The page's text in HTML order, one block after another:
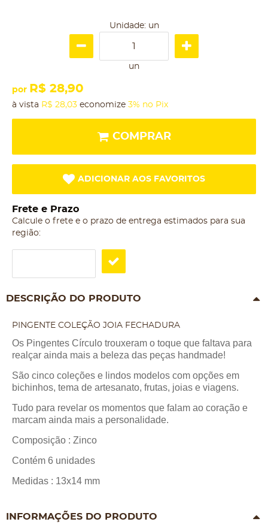
Unidade: un
un
por R$ 28,90
à vista R$ 28,03 economize 3% no Pix
COMPRAR
ADICIONAR AOS FAVORITOS
Frete e Prazo
Calcule o frete e o prazo de entrega estimados para sua
região:
DESCRIÇÃO DO PRODUTO
PINGENTE COLEÇÃO JOIA FECHADURA
Os Pingentes Círculo trouxeram o toque que faltava para
realçar ainda mais a beleza das peças handmade!
São cinco coleções e lindos modelos com opções em
bichinhos, tema de artesanato, frutas, joias e viagens.
Tudo para revelar os momentos que falam ao coração e
marcam ainda mais a personalidade.
Composição : Zinco
Contém 6 unidades
Medidas : 13x14 mm
INFORMAÇÕES DO PRODUTO